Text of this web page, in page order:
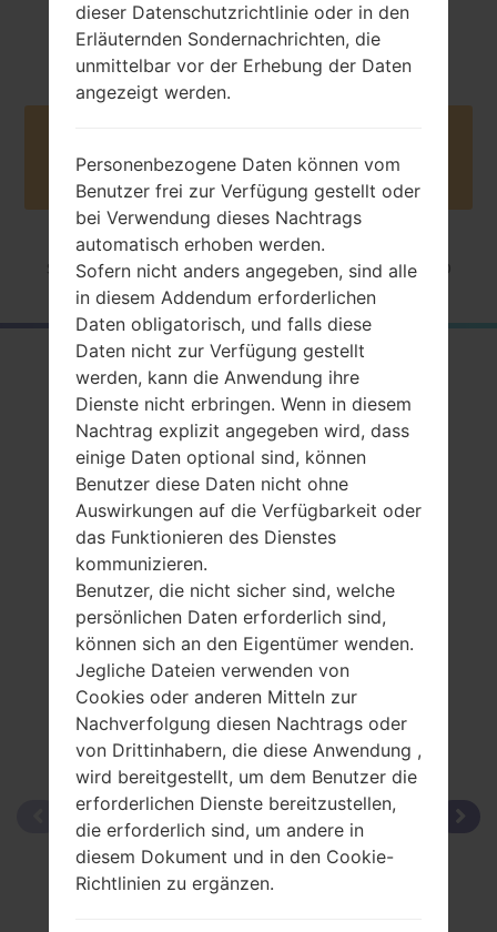
NA
-
Startseite →Serie →Others →SamsungSGH-L750
RückblickSamsung
SGH-L750
Vergleiche
dieser Datenschutzrichtlinie oder in den
Erläuternden Sondernachrichten, die
unmittelbar vor der Erhebung der Daten
angezeigt werden.
Personenbezogene Daten können vom
Benutzer frei zur Verfügung gestellt oder
bei Verwendung dieses Nachtrags
automatisch erhoben werden.
Sofern nicht anders angegeben, sind alle
in diesem Addendum erforderlichen
Daten obligatorisch, und falls diese
Daten nicht zur Verfügung gestellt
werden, kann die Anwendung ihre
Dienste nicht erbringen. Wenn in diesem
Nachtrag explizit angegeben wird, dass
einige Daten optional sind, können
Benutzer diese Daten nicht ohne
Auswirkungen auf die Verfügbarkeit oder
das Funktionieren des Dienstes
kommunizieren.
Benutzer, die nicht sicher sind, welche
persönlichen Daten erforderlich sind,
können sich an den Eigentümer wenden.
Jegliche Dateien verwenden von
Cookies oder anderen Mitteln zur
Nachverfolgung diesen Nachtrags oder
von Drittinhabern, die diese Anwendung ,
wird bereitgestellt, um dem Benutzer die
erforderlichen Dienste bereitzustellen,
die erforderlich sind, um andere in
diesem Dokument und in den Cookie-
Richtlinien zu ergänzen.